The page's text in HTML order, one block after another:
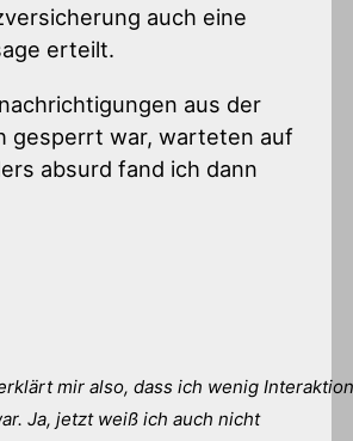
auch eine
erteilt.
aus der
gesperrt war, warteten auf
absurd fand ich dann
mir also, dass ich wenig
Ja, jetzt weiß ich auch nicht